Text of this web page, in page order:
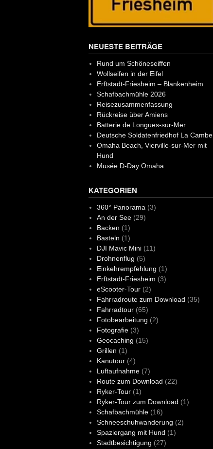
NEUESTE BEITRÄGE
Rund um Schöneseiffen
Wollseifen in der Eifel
Erftstadt-Friesheim – Blankenheim
Schafbachmühle 2026
Reisezusammenfassung
Rückreise über Amiens
Batterie de Longues-sur-Mer
Deutsche Soldatenfriedhof La Cambe
Omaha Beach, Vierville-sur-Mer mit
Hund
Musée D-Day Omaha
KATEGORIEN
360° Panorama(3)
An der See(29)
Backen (1)
Basteln (1)
DJI Mavic Mini(11)
Drohnenflug (5)
Einkehrempfehlung (1)
Erftstadt-Friesheim (3)
eScooter-Tour(2)
Fahrradroute zum Download (35)
Fahrradtour(65)
Fotobearbeitung (2)
Fotografie(3)
Geocaching (15)
Grillen (1)
Kanutour(4)
Luftaufnahme(7)
Route zum Download (22)
Ryker-Tour(1)
Ryker-Tour zum Download (1)
Schafbachmühle(16)
Schneeschuhwanderung (2)
Spaziergang mit Hund (1)
Stadtbesichtigung (27)